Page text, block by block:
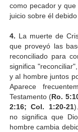
como pecador y
juicio sobre él
4. La muerte de
que proveyó las
reconciliado para
significa
y al hombre juntos
Aparece
Testamento (Ro.
2:16; Col. 1:20-21
no significa que
hombre cambia